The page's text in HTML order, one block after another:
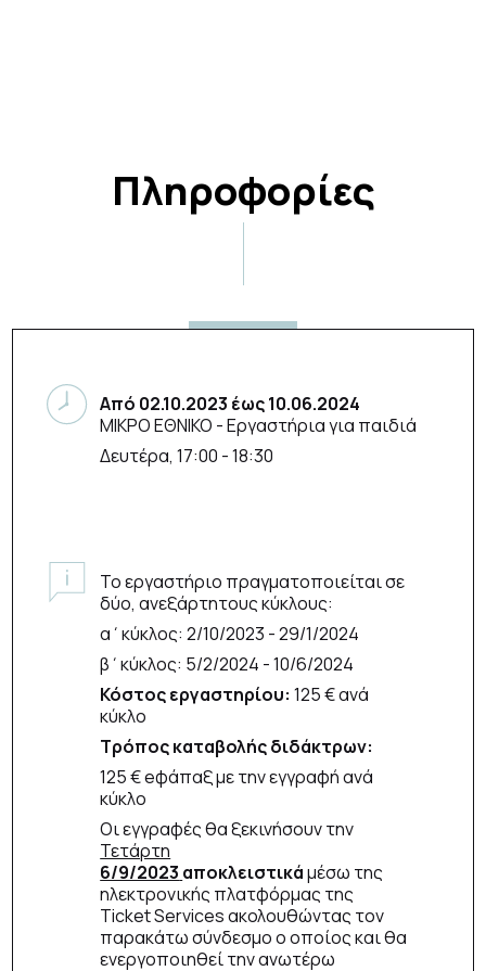
Πληροφορίες
Από 02.10.2023 έως10.06.2024
ΜΙΚΡΟ ΕΘΝΙΚΟ - Εργαστήρια για παιδιά
Δευτέρα, 17:00 - 18:30
Το εργαστήριο πραγματοποιείται σε
δύο, ανεξάρτητους κύκλους:
α΄κύκλος: 2/10/2023 - 29/1/2024
β΄κύκλος: 5/2/2024 - 10/6/2024
Κόστος εργαστηρίου: 125 € ανά
κύκλο
Τρόπος καταβολής διδάκτρων:
125 € eφάπαξ με την εγγραφή ανά
κύκλο
Οι εγγραφές θα ξεκινήσουν την
Τετάρτη
6/9/2023 αποκλειστικάμέσω της
ηλεκτρονικής πλατφόρμας της
Ticket Services ακολουθώντας τον
παρακάτω σύνδεσμο ο οποίος και θα
ενεργοποιηθεί την ανωτέρω